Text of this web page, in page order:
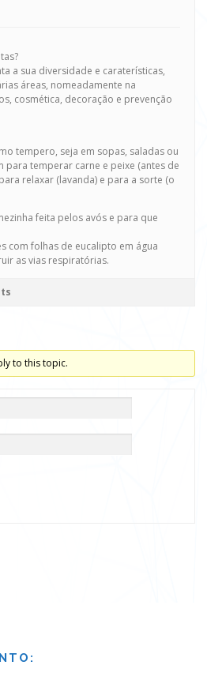
a sua diversidade e caraterísticas,
áreas, nomeadamente na
cosmética, decoração e prevenção
tempero, seja em sopas, saladas ou
para temperar carne e peixe (antes de
relaxar (lavanda) e para a sorte (o
feita pelos avós e para que
com folhas de eucalipto em água
as vias respiratórias.
to this topic.